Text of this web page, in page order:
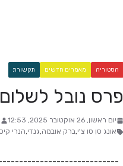
הסטוריה מאמרים חדשים תקשורת
פרס נובל
יום ראשון, 26 אוקטובר 2025, 12:53
אונג סן סו צ'י,ברק אובמה,גנדי,הנרי